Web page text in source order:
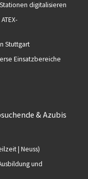
digitalisieren
Stuttgart
Einsatzbereiche
& Azubis
| Neuss)
und